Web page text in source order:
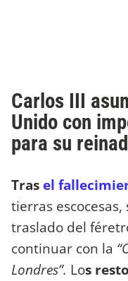
Carlos III
Unido con
para su
Tras el
tierras
traslado del
continuar con la
Londres”. Los